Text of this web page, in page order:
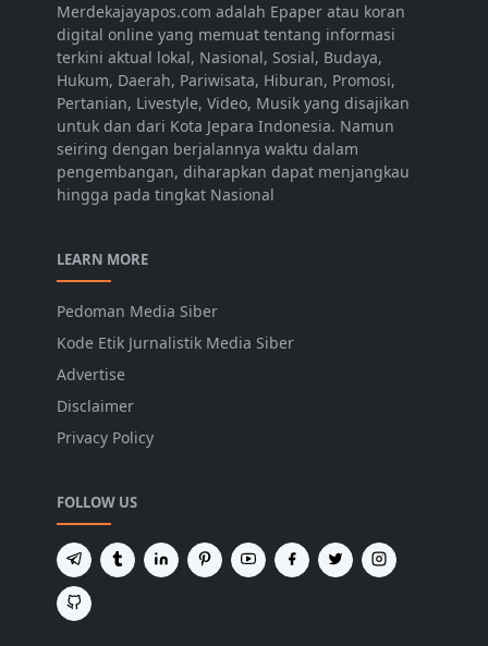
Merdekajayapos.com adalah Epaper atau koran
digital online yang memuat tentang informasi
terkini aktual lokal, Nasional, Sosial, Budaya,
Hukum, Daerah, Pariwisata, Hiburan, Promosi,
Pertanian, Livestyle, Video, Musik yang disajikan
untuk dan dari Kota Jepara Indonesia. Namun
seiring dengan berjalannya waktu dalam
pengembangan, diharapkan dapat menjangkau
hingga pada tingkat Nasional
LEARN MORE
Pedoman Media Siber
Kode Etik Jurnalistik Media Siber
Advertise
Disclaimer
Privacy Policy
FOLLOW US